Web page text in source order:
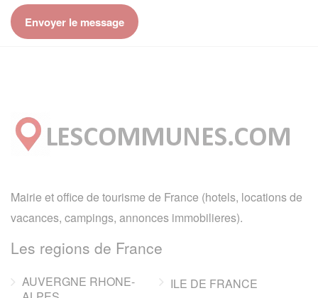
Mairie et office de tourisme de France (hotels, locations de
vacances, campings, annonces immobilieres).
Les regions de France
AUVERGNE RHONE-
ILE DE FRANCE